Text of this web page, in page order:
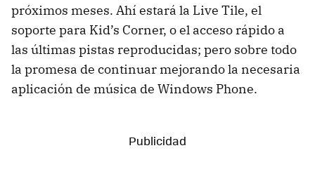
próximos meses. Ahí estará la Live Tile, el
soporte para Kid’s Corner, o el acceso rápido a
las últimas pistas reproducidas; pero sobre todo
la promesa de continuar mejorando la necesaria
aplicación de música de Windows Phone.